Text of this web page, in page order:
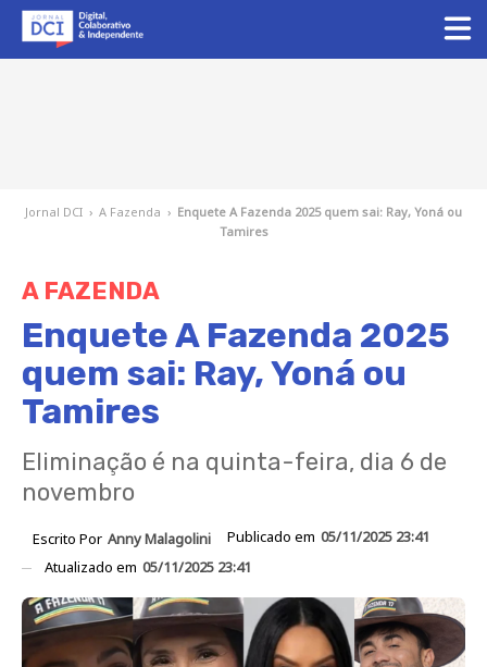
Jornal DCI › A Fazenda › Enquete A Fazenda 2025 quem sai: Ray, Yoná ou
Tamires
A FAZENDA
Enquete A Fazenda 2025
quem sai: Ray, Yoná ou
Tamires
Eliminação é na quinta-feira, dia 6 de
novembro
Escrito Por Anny Malagolini Publicado em 05/11/2025 23:41
Atualizado em 05/11/2025 23:41